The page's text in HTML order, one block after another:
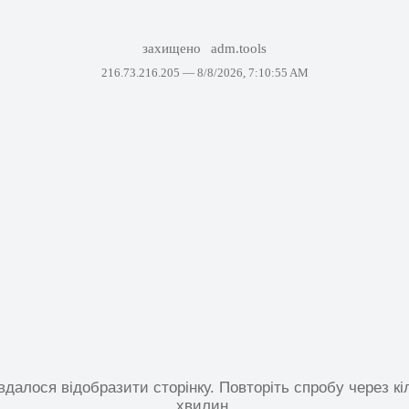
захищено adm.tools
216.73.216.205 — 8/8/2026, 7:10:55 AM
відобразити сторінку. Повторіть спробу через